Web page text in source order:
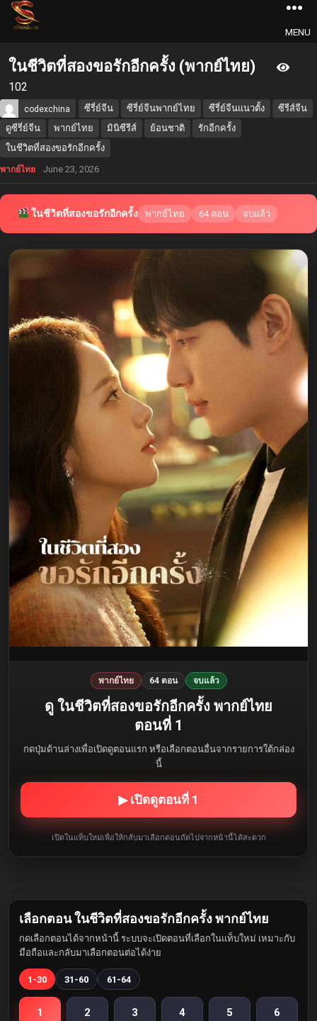
MENU
ในชีวิตที่สองขอรักอีกครั้ง (พากย์ไทย)
102
codexchina ซีรี่ย์จีน ซีรี่ย์จีนพากย์ไทย ซีรี่ย์จีนแนวตั้ง
ซีรีส์จีน
ดูซีรี่ย์จีน
พากย์ไทย มินิซีรีส์ ย้อนชาติ
รักอีกครั้ง
ในชีวิตที่สองขอรักอีกครั้ง
พากย์ไทย June 23, 2026
ในชีวิตที่สองขอรักอีกครั้ง พากย์ไทย 64 ตอน จบแล้ว
พากย์ไทย 64 ตอน จบแล้ว
ดู ในชีวิตที่สองขอรักอีกครั้ง พากย์ไทย
ตอนที่ 1
กดปุ่มด้านล่างเพื่อเปิดดูตอนแรก หรือเลือกตอนอื่นจากรายการใต้กล่อง
นี้
▶ เปิดดูตอนที่ 1
เปิดในแท็บใหม่เพื่อให้กลับมาเลือกตอนถัดไปจากหน้านี้ได้สะดวก
เลือกตอน ในชีวิตที่สองขอรักอีกครั้ง พากย์ไทย
กดเลือกตอนได้จากหน้านี้ ระบบจะเปิดตอนที่เลือกในแท็บใหม่ เหมาะกับ
มือถือและกลับมาเลือกตอนต่อได้ง่าย
1-30 31-60 61-64
1 2 3 4 5 6